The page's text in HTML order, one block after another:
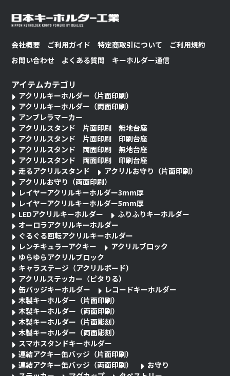
会社概要 ご利用ガイド 特定商取引について
ご利用規約
お問い合わせ
よくある質問 キーホルダー通信
アイテムカテゴリ
アクリルキーホルダー（片面印刷）
アクリルキーホルダー（両面印刷）
アンブレラマーカー
アクリルスタンド 片面印刷 無地台座
アクリルスタンド 片面印刷 印刷台座
アクリルスタンド 両面印刷 無地台座
アクリルスタンド 両面印刷 印刷台座
走るアクリルスタンド
アクリルお守り（片面印刷）
アクリルお守り（両面印刷）
レイヤーアクリルキーホルダー3mm厚
レイヤーアクリルキーホルダー5mm厚
LEDアクリルキーホルダー
ふりふりキーホルダー
オーロラアクリルキーホルダー
ぐるぐる回転アクリルキーホルダー
レンチキュラーアクキー
アクリルブロック
ゆらゆらアクリルブロック
キャラステージ（アクリルボード）
アクリルステッカー（ピタりる）
缶バッジキーホルダー
レコードキーホルダー
木製キーホルダー（片面印刷）
木製キーホルダー（両面印刷）
木製キーホルダー（片面彫刻）
木製キーホルダー（両面彫刻）
スマホスタンドキーホルダー
連結アクキー缶バッジ（片面印刷）
連結アクキー缶バッジ（両面印刷）
お守り